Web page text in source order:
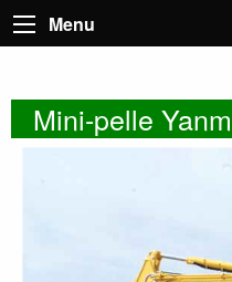
Menu
Mini-pelle